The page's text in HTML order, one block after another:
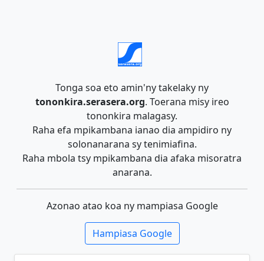
Tonga soa eto amin'ny takelaky ny
tononkira.serasera.org. Toerana misy ireo
tononkira malagasy.
Raha efa mpikambana ianao dia ampidiro ny
solonanarana sy tenimiafina.
Raha mbola tsy mpikambana dia afaka misoratra
anarana.
Azonao atao koa ny mampiasa Google
Hampiasa Google